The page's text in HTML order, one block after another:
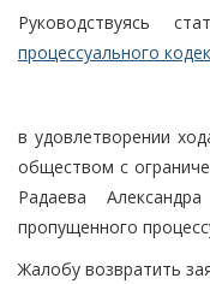
Руководствуясь
процессуального
в удовлетворении
обществом с
Радаева
пропущенного
Жалобу возвратить